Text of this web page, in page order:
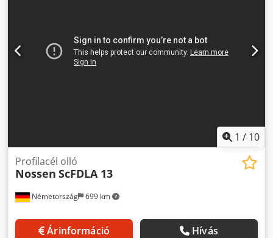
1 / 10
Németország 699 km
Profilacél olló
Nossen ScFDLA 13
Árinformáció Hívás